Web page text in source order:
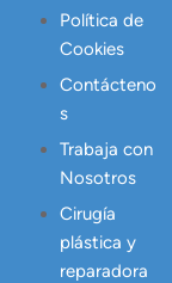
Política de
Cookies
Contácteno
s
Trabaja con
Nosotros
Cirugía
plástica y
reparadora